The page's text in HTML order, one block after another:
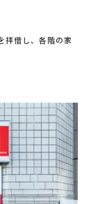
拝借し、各階の家